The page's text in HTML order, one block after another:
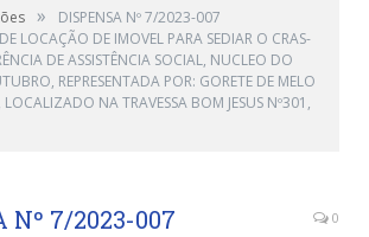
»
DISPENSA Nº 7/2023-007
LOCAÇÃO DE IMOVEL PARA SEDIAR O CRAS-
DE ASSISTÊNCIA SOCIAL, NUCLEO DO
REPRESENTADA POR: GORETE DE MELO
LOCALIZADO NA TRAVESSA BOM JESUS Nº301,
Nº 7/2023-007
0